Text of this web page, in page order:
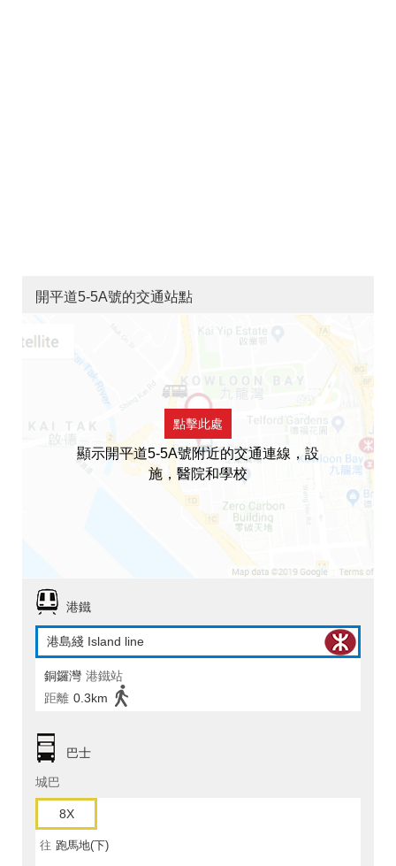
開平道5-5A號的交通站點
點擊此處
顯示開平道5-5A號附近的交通連線，設
施，醫院和學校
港鐵
港島綫 Island line
銅鑼灣 港鐵站
距離 0.3km
巴士
城巴
8X
往 跑馬地(下)